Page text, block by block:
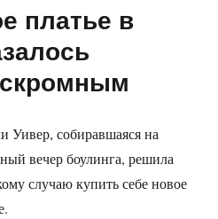
платье в
Уивер, собиравшаяся на
вечер боулинга, решила
случаю купить себе новое